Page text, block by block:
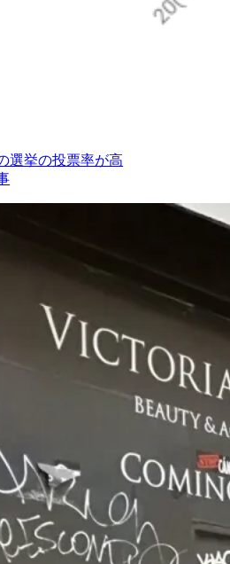
選挙の投票率が高